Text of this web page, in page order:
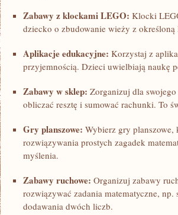
Zabawy z klockami LEGO: Klocki
dziecko‍ o zbudowanie wieży z
Aplikacje edukacyjne: Korzystaj ​z⁣
przyjemnością.‌ Dzieci uwielbiają naukę
Zabawy w⁤ sklep: Zorganizuj dla
obliczać resztę i sumować ⁣rachunki. To
Gry planszowe: Wybierz gry planszowe,
rozwiązywania prostych zagadek
myślenia.
Zabawy ruchowe: Organizuj zabawy
rozwiązywać zadania matematyczne,
dodawania ⁣dwóch liczb.